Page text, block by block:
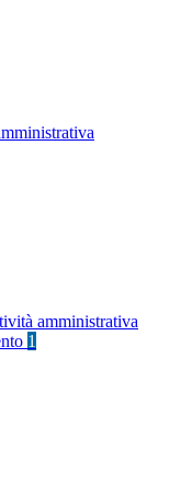
amministrativa
1